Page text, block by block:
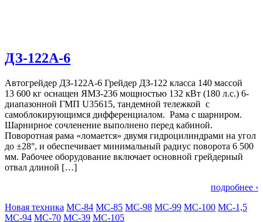
ДЗ-122А-6
Автогрейдер ДЗ-122А-6 Грейдер ДЗ-122 класса 140 массой
13 600 кг оснащен ЯМЗ-236 мощностью 132 кВт (180 л.с.) 6-
диапазонной ГМП U35615, тандемной тележкой с
самоблокирующимся дифференциалом. Рама с шарниром.
Шарнирное сочленение выполнено перед кабиной.
Поворотная рама «ломается» двумя гидроцилиндрами на угол
до ±28°, и обеспечивает минимальный радиус поворота 6 500
мм. Рабочее оборудование включает основной грейдерный
отвал длиной […]
подробнее ›
Новая техника МС-84 МС-85 МС-98 МС-99 МС-100 МС-1,5
МС-94 МС-70 МС-39 МС-105